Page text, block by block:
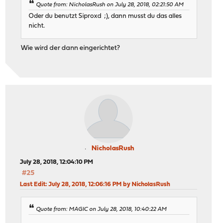
Quote from: NicholasRush on July 28, 2018, 02:21:50 AM
Oder du benutzt Siproxd ;), dann musst du das alles
nicht.
Wie wird der dann eingerichtet?
NicholasRush
July 28, 2018, 12:04:10 PM
#25
Last Edit: July 28, 2018, 12:06:16 PM by NicholasRush
Quote from: MAGIC on July 28, 2018, 10:40:22 AM